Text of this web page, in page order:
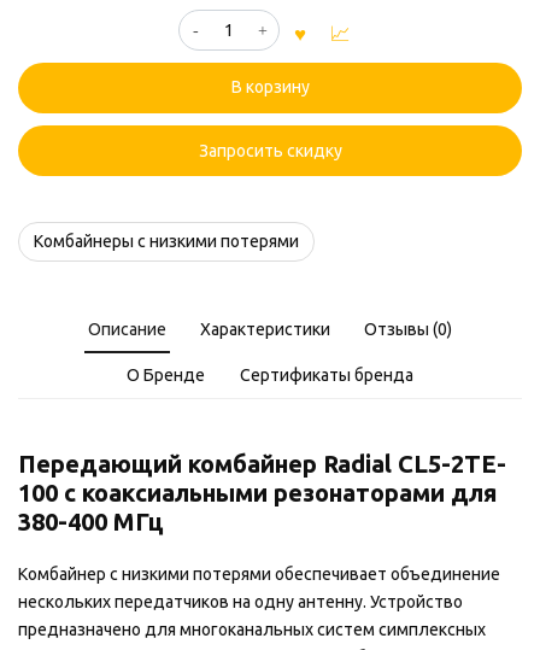
Количество
товара
2TE-
100
В корзину
Запросить скидку
Комбайнеры с низкими потерями
Описание Характеристики Отзывы (0)
О Бренде Сертификаты бренда
Передающий комбайнер Radial CL5-2TE-
100 с коаксиальными резонаторами для
380-400 МГц
Комбайнер с низкими потерями обеспечивает объединение
нескольких передатчиков на одну антенну. Устройство
предназначено для многоканальных систем симплексных